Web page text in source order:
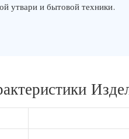
утвари и бытовой техники.